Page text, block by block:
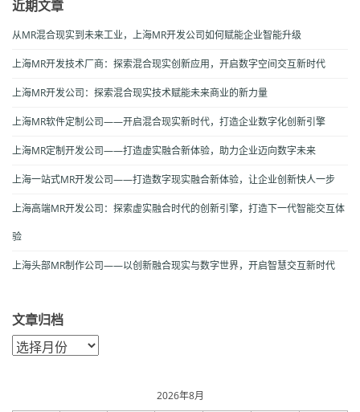
近期文章
从MR混合现实到未来工业，上海MR开发公司如何赋能企业智能升级
上海MR开发技术厂商：探索混合现实创新应用，开启数字空间交互新时代
上海MR开发公司：探索混合现实技术赋能未来商业的新力量
上海MR软件定制公司——开启混合现实新时代，打造企业数字化创新引擎
上海MR定制开发公司——打造虚实融合新体验，助力企业迈向数字未来
上海一站式MR开发公司——打造数字现实融合新体验，让企业创新快人一步
上海高端MR开发公司：探索虚实融合时代的创新引擎，打造下一代智能交互体
验
上海头部MR制作公司——以创新融合现实与数字世界，开启智慧交互新时代
文章归档
文
章
2026年8月